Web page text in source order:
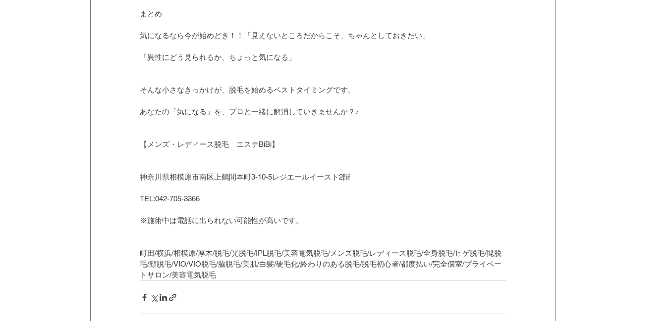
まとめ
気になるなら今が始めどき！！「見えないところだからこそ、ちゃんとしておきたい」
「異性にどう見られるか、ちょっと気になる」
そんな小さなきっかけが、脱毛を始めるベストタイミングです。
あなたの「気になる」を、プロと一緒に解消していきませんか？♪
【メンズ・レディース脱毛　エステBiBi】
神奈川県相模原市南区上鶴間本町3-10-5レジエールイースト2階
TEL:042-705-3366
※施術中は電話に出られない可能性が高いです。
町田/横浜/相模原/厚木/脱毛/光脱毛/IPL脱毛/美容電気脱毛/メンズ脱毛/レディース脱毛/全身脱毛/ヒゲ脱毛/髭脱
毛/顔脱毛/VIO/VIO脱毛/脇脱毛/美肌/白髪/硬毛化/終わりのある脱毛/脱毛初心者/都度払い/完全個室/プライベー
トサロン/美容電気脱毛